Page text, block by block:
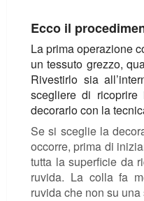
Ecco il
La prima operazione
un tessuto grezzo,
Rivestirlo sia
scegliere di
decorarlo con la
Se si sceglie la
occorre, prima di
tutta la superficie da
ruvida. La colla fa
ruvida che non su